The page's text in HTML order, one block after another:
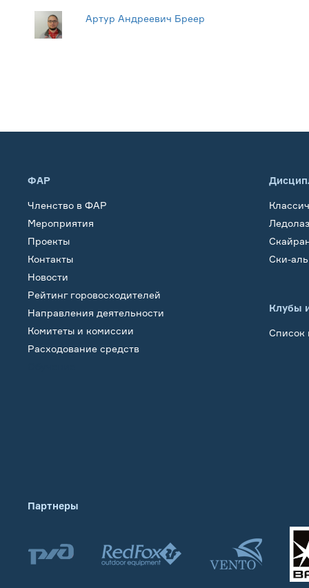
Артур Андреевич Бреер
ФАР
Членство в ФАР
Мероприятия
Проекты
Контакты
Новости
Рейтинг горовосходителей
Направления деятельности
Комитеты и комиссии
Расходование средств
Ски-
Клубы
Список
Партнеры